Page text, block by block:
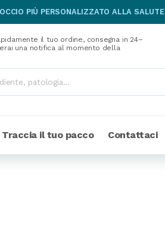
PIÙ PERSONALIZZATO ALLA SALUTE
il tuo ordine, consegna in 24–
una notifica al momento della
Traccia il tuo pacco Contattaci